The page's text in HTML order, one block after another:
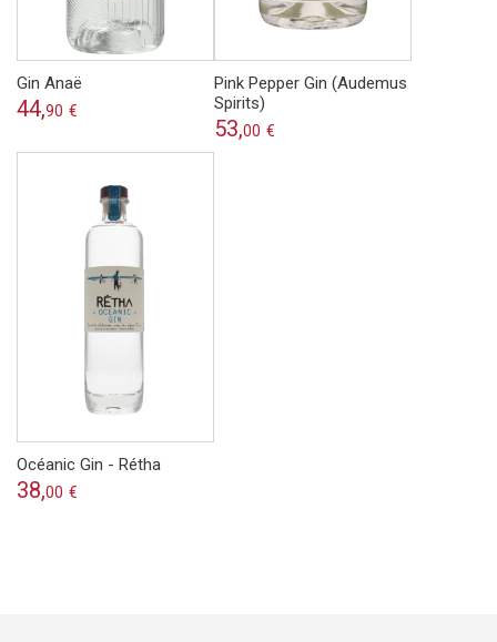
Gin Anaë
44,90 €
Pink Pepper Gin (Audemus
Spirits)
53,00 €
Océanic Gin - Rétha
38,00 €